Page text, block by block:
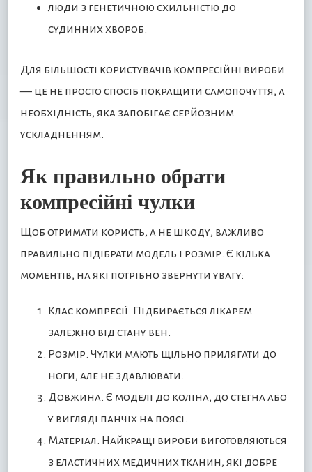
люди з генетичною схильністю до
судинних хвороб.
Для більшості користувачів компресійні вироби
— це не просто спосіб покращити самопочуття, а
необхідність, яка запобігає серйозним
ускладненням.
Як правильно обрати
компресійні чулки
Щоб отримати користь, а не шкоду, важливо
правильно підібрати модель і розмір. Є кілька
моментів, на які потрібно звернути увагу:
Клас компресії. Підбирається лікарем
залежно від стану вен.
Розмір. Чулки мають щільно прилягати до
ноги, але не здавлювати.
Довжина. Є моделі до коліна, до стегна або
у вигляді панчіх на поясі.
Матеріал. Найкращі вироби виготовляються
з еластичних медичних тканин, які добре